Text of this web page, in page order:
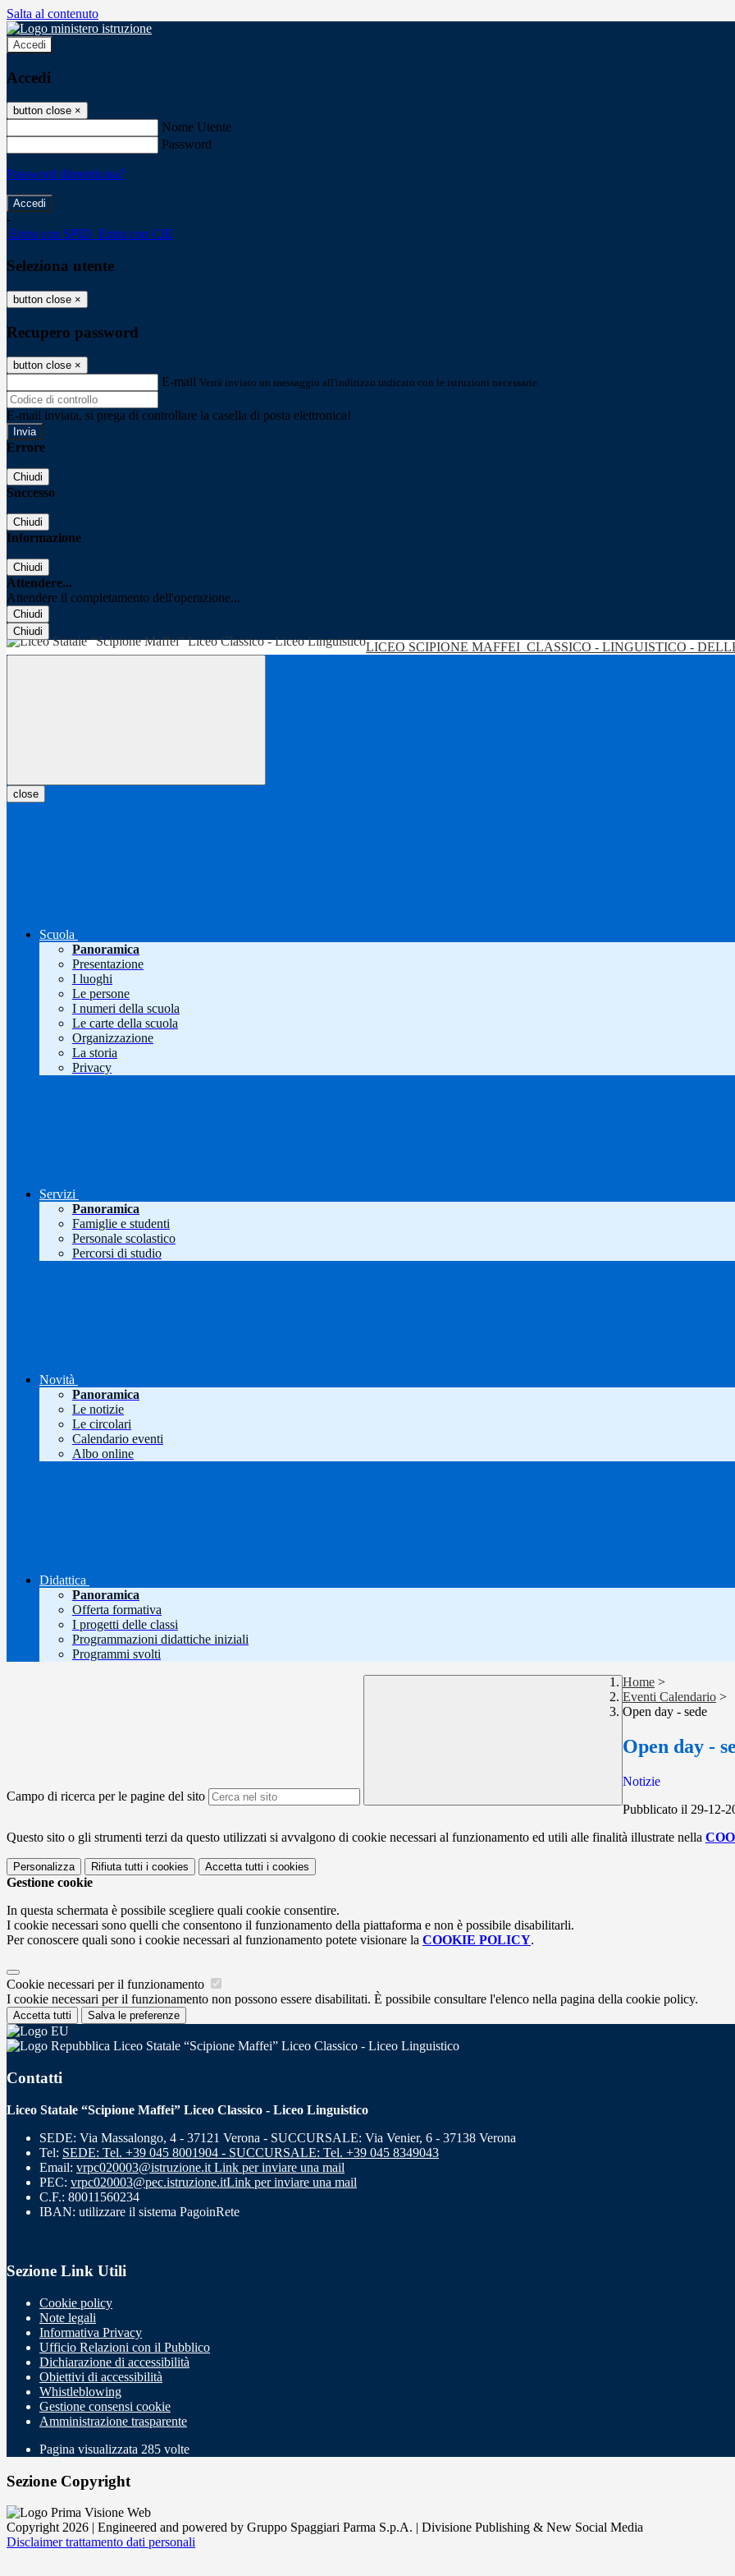
Salta al contenuto
Accedi
Accedi
button close ×
Nome Utente
Password
Password dimenticata?
-
Entra con SPID Entra con CIE
Seleziona utente
button close ×
Recupero password
button close ×
E-mail Verrà inviato un messaggio all'indirizzo indicato con le istruzioni necessarie.
E-mail inviata, si prega di controllare la casella di posta elettronica!
Errore
Chiudi
Successo
Chiudi
Informazione
Chiudi
Attendere...
Attendere il completamento dell'operazione...
Chiudi
Chiudi
LICEO SCIPIONE MAFFEI CLASSICO - LINGUISTICO -
close
Scuola
Panoramica
Presentazione
I luoghi
Le persone
I numeri della scuola
Le carte della scuola
Organizzazione
La storia
Privacy
Servizi
Panoramica
Famiglie e studenti
Personale scolastico
Percorsi di studio
Novità
Panoramica
Le notizie
Le circolari
Calendario eventi
Albo online
Didattica
Panoramica
Offerta formativa
I progetti delle classi
Programmazioni didattiche iniziali
Programmi svolti
Campo di ricerca per le pagine del sito
Home >
Eventi Calendario >
Open day - sede
Open day -
Notizie
Pubblicato il 29-12-
Questo sito o gli strumenti terzi da questo utilizzati si avvalgono di cookie necessari al funzionamento ed utili alle finalità illustrate nella
Personalizza Rifiuta tutti i cookies Accetta tutti i cookies
Gestione cookie
In questa schermata è possibile scegliere quali cookie consentire.
I cookie necessari sono quelli che consentono il funzionamento della piattaforma e non è possibile disabilitarli.
Per conoscere quali sono i cookie necessari al funzionamento potete visionare la COOKIE POLICY.
Cookie necessari per il funzionamento
I cookie necessari per il funzionamento non possono essere disabilitati. È possibile consultare l'elenco nella pagina della cookie policy.
Accetta tutti Salva le preferenze
Liceo Statale “Scipione Maffei” Liceo Classico - Liceo Linguistico
Contatti
Liceo Statale “Scipione Maffei” Liceo Classico - Liceo Linguistico
SEDE: Via Massalongo, 4 - 37121 Verona - SUCCURSALE: Via Venier, 6 - 37138 Verona
Tel: SEDE: Tel. +39 045 8001904 - SUCCURSALE: Tel. +39 045 8349043
Email: vrpc020003@istruzione.it Link per inviare una mail
PEC: vrpc020003@pec.istruzione.itLink per inviare una mail
C.F.: 80011560234
IBAN: utilizzare il sistema PagoinRete
Sezione Link Utili
Cookie policy
Note legali
Informativa Privacy
Ufficio Relazioni con il Pubblico
Dichiarazione di accessibilità
Obiettivi di accessibilità
Whistleblowing
Gestione consensi cookie
Amministrazione trasparente
Pagina visualizzata 285 volte
Sezione Copyright
Copyright 2026 | Engineered and powered by Gruppo Spaggiari Parma S.p.A. | Divisione Publishing & New Social Media
Disclaimer trattamento dati personali